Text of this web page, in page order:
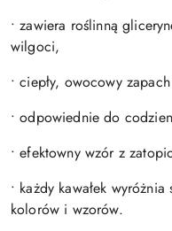
• zawiera roślinną
wilgoci,
• ciepły, owocowy
• odpowiednie do
• efektowny wzór z
• każdy kawałek
kolorów i wzorów.